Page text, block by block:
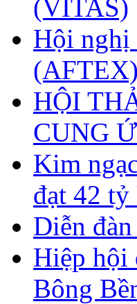
(VITAS)
Hội nghị
HỘI
CUNG
Kim
đạt 42 tỷ
Diễn
Hiệp hội
Bông